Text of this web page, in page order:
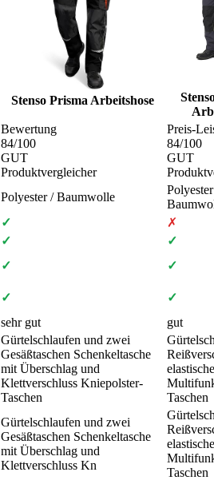
Stenso Prisma Arbeitshose
Bewertung
84/100
GUT
Produktvergleicher
Preis-
84/100
GUT
Polyester / Baumwolle
✓ ✗
✓ ✓
✓ ✓
✓ ✓
sehr gut gut
Gürtelschlaufen und zwei
Gesäßtaschen Schenkeltasche
mit Überschlag und
Klettverschluss Kniepolster-
Taschen
Taschen
Gürtelschlaufen und zwei
Gesäßtaschen Schenkeltasche
mit Überschlag und
Klettverschluss Kn
Taschen